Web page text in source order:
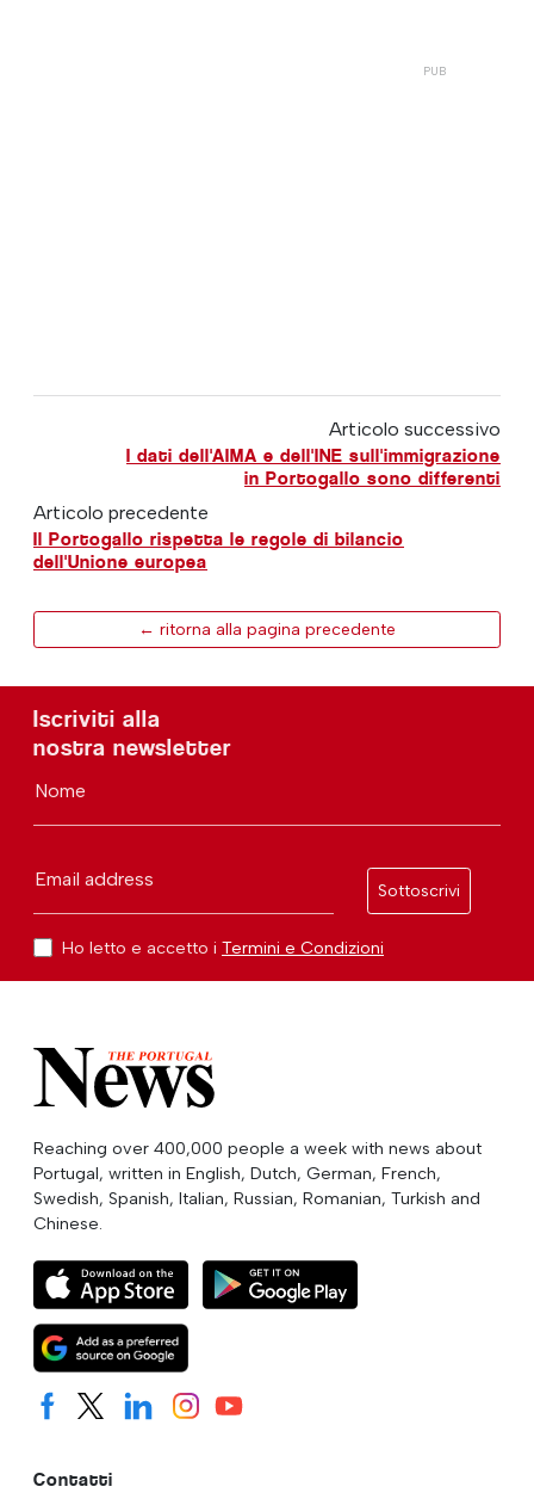
Articolo successivo
I dati dell'AIMA e dell'INE sull'immigrazione
in Portogallo sono differenti
Articolo precedente
Il Portogallo rispetta le regole di bilancio
dell'Unione europea
← ritorna alla pagina precedente
Iscriviti alla
nostra newsletter
Nome
Email address
Sottoscrivi
Ho letto e accetto i Termini e Condizioni
Reaching over 400,000 people a week with news about
Portugal, written in English, Dutch, German, French,
Swedish, Spanish, Italian, Russian, Romanian, Turkish and
Chinese.
Contatti